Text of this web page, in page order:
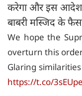
करेगा और इस आदेश
बाबरी मस्जिद के
We hope the
overturn this
Glaring
https://t.co/